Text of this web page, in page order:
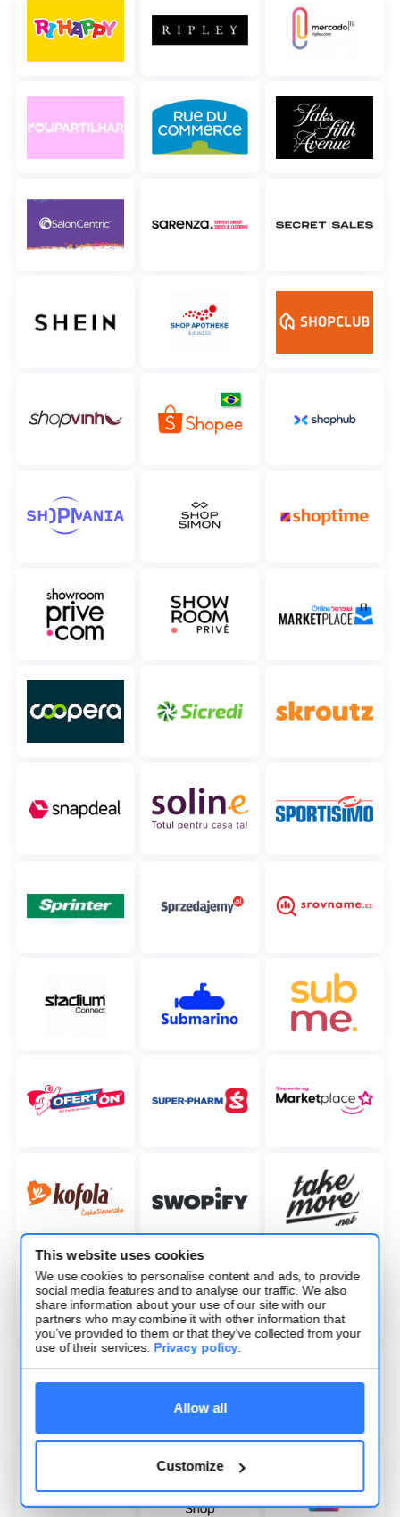
This website uses cookies
We use cookies to personalise content and ads, to provide
social media features and to analyse our traffic. We also
share information about your use of our site with our
partners who may combine it with other information that
you’ve provided to them or that they’ve collected from your
use of their services. Privacy policy.
Allow all
Customize